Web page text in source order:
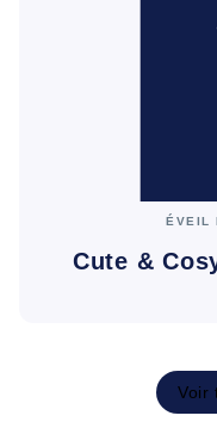
ÉVEIL
Cute &
Voir